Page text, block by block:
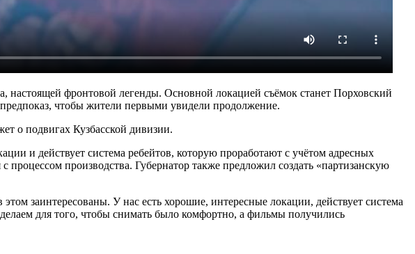
настоящей фронтовой легенды. Основной локацией съёмок станет Порховский
чтобы жители первыми увидели продолжение.
о подвигах Кузбасской дивизии.
и действует система ребейтов, которую проработают с учётом адресных
производства. Губернатор также предложил создать «партизанскую
заинтересованы. У нас есть хорошие, интересные локации, действует система
для того, чтобы снимать было комфортно, а фильмы получились